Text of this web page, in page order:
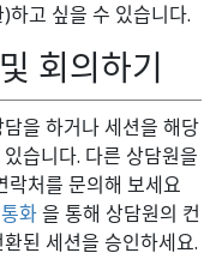
하고 싶을 수 있습니다.
회의하기
을 하거나 세션을 해당
습니다. 다른 상담원을
락처를 문의해 보세요
화을 통해 상담원의 컨
된 세션을 승인하세요.